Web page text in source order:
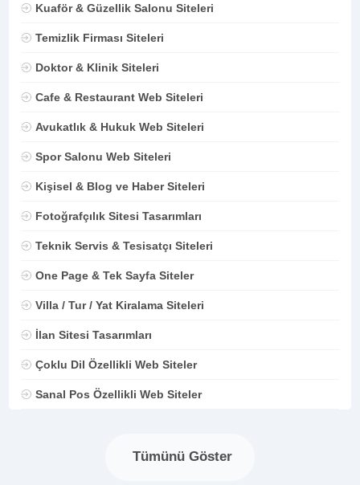
Kuaför & Güzellik Salonu Siteleri
Temizlik Firması Siteleri
Doktor & Klinik Siteleri
Cafe & Restaurant Web Siteleri
Avukatlık & Hukuk Web Siteleri
Spor Salonu Web Siteleri
Kişisel & Blog ve Haber Siteleri
Fotoğrafçılık Sitesi Tasarımları
Teknik Servis & Tesisatçı Siteleri
One Page & Tek Sayfa Siteler
Villa / Tur / Yat Kiralama Siteleri
İlan Sitesi Tasarımları
Çoklu Dil Özellikli Web Siteler
Sanal Pos Özellikli Web Siteler
Tümünü Göster